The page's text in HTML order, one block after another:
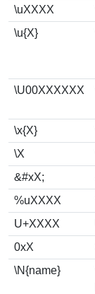
\uXXXX
\u{X}
\U00XXXXXX
\x{X}
\X
&#xX;
%uXXXX
U+XXXX
0xX
\N{name}